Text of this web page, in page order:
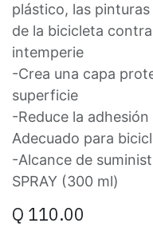
plástico, las
de la bicicleta
intemperie
-Crea una capa
superficie
-Reduce la
Adecuado para
-Alcance de
SPRAY (300 ml)
Q 110.00